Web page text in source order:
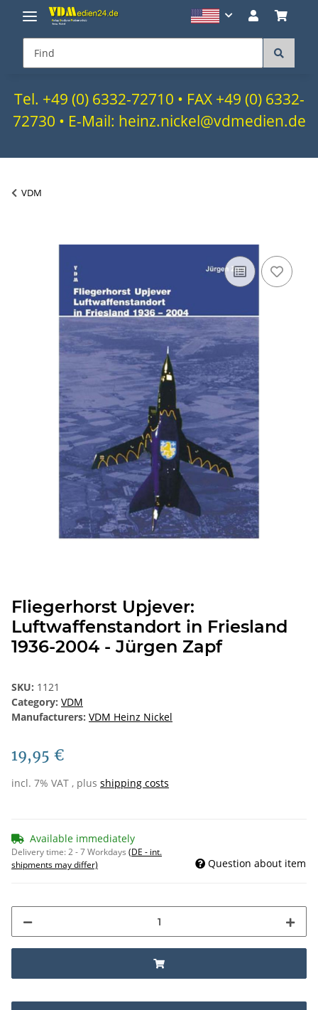
Tel. +49 (0) 6332-72710 • FAX +49 (0) 6332-
72730 • E-Mail: heinz.nickel@vdmedien.de
VDM
Fliegerhorst Upjever:
Luftwaffenstandort in Friesland
1936-2004 - Jürgen Zapf
SKU: 1121
Category: VDM
Manufacturers: VDM Heinz Nickel
19,95 €
incl. 7% VAT , plus shipping costs
Available immediately
Delivery time:2 - 7 Workdays (DE - int.
shipments may differ)
Question about item